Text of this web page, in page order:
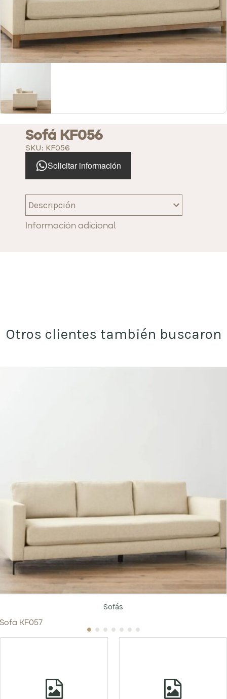
Sofá KF056
SKU: KF056
Solicitar información
Descripción
Información adicional
Otros clientes también buscaron
Sofás
Sofá KF057